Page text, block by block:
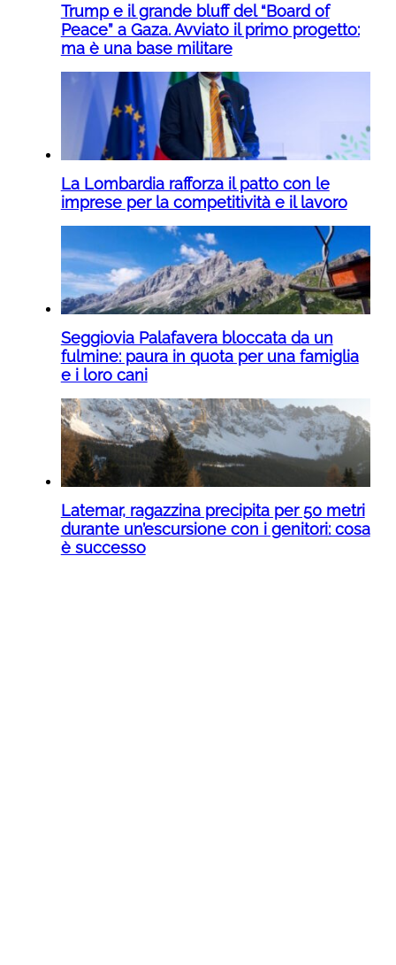
Trump e il grande bluff del “Board of
Peace” a Gaza. Avviato il primo progetto:
ma è una base militare
La Lombardia rafforza il patto con le
imprese per la competitività e il lavoro
Seggiovia Palafavera bloccata da un
fulmine: paura in quota per una famiglia
e i loro cani
Latemar, ragazzina precipita per 50 metri
durante un’escursione con i genitori: cosa
è successo